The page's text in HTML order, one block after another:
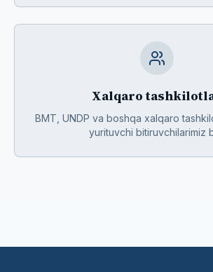
Xalqaro
BMT, UNDP va boshqa xalqaro
yurituvchi bitiruvchilarimiz